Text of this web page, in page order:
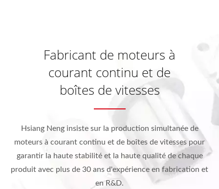
Fabricant de moteurs à
courant continu et de
boîtes de vitesses
Hsiang Neng insiste sur la production simultanée de
moteurs à courant continu et de boîtes de vitesses pour
garantir la haute stabilité et la haute qualité de chaque
produit avec plus de 30 ans d'expérience en fabrication et
en R&D.